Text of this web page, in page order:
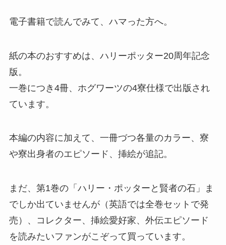
電子書籍で読んでみて、ハマった方へ。
紙の本のおすすめは、ハリーポッター20周年記念
版。
一巻につき4冊、ホグワーツの4寮仕様で出版され
ています。
本編の内容に加えて、一冊づつ各量のカラー、寮
や寮出身者のエピソード、挿絵が追記。
まだ、第1巻の「ハリー・ポッターと賢者の石」ま
でしか出ていませんが（英語では全巻セットで発
売）、コレクター、挿絵愛好家、外伝エピソード
を読みたいファンがこぞって買っています。